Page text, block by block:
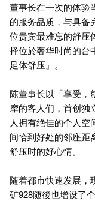
董事长在一次的体验
的服务品质，与具备
位贵宾最难忘的舒压
择位於奢华时尚的台
足体舒压』。
陈董事长以「享受，
摩的客人们，首创独
人拥有绝佳的个人
间恰到好处的邻座距
舒压时的好心情。
随着都市快速发展，
矿928随後也增设了